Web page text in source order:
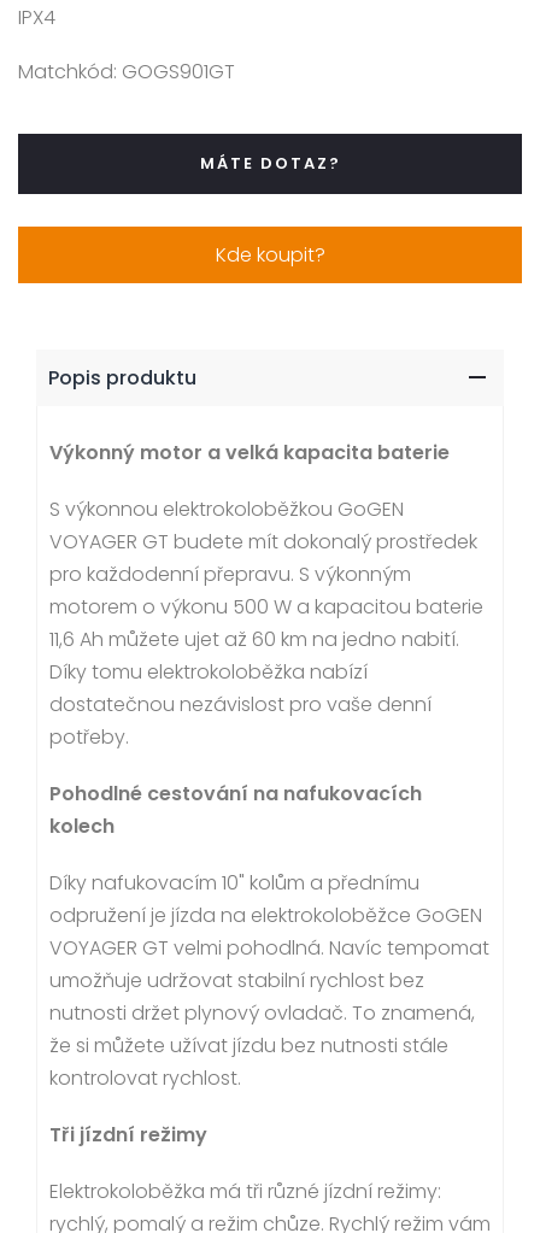
IPX4
Matchkód: GOGS901GT
MÁTE DOTAZ?
Kde koupit?
Popis produktu
Výkonný motor a velká kapacita baterie
S výkonnou elektrokoloběžkou GoGEN
VOYAGER GT budete mít dokonalý prostředek
pro každodenní přepravu. S výkonným
motorem o výkonu 500 W a kapacitou baterie
11,6 Ah můžete ujet až 60 km na jedno nabití.
Díky tomu elektrokoloběžka nabízí
dostatečnou nezávislost pro vaše denní
potřeby.
Pohodlné cestování na nafukovacích
kolech
Díky nafukovacím 10" kolům a přednímu
odpružení je jízda na elektrokoloběžce GoGEN
VOYAGER GT velmi pohodlná. Navíc tempomat
umožňuje udržovat stabilní rychlost bez
nutnosti držet plynový ovladač. To znamená,
že si můžete užívat jízdu bez nutnosti stále
kontrolovat rychlost.
Tři jízdní režimy
Elektrokoloběžka má tři různé jízdní režimy:
rychlý, pomalý a režim chůze. Rychlý režim vám